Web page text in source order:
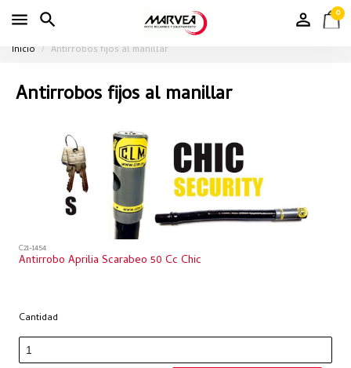
0
Inicio Antirrobos fijos al manillar
Antirrobos fijos al manillar
C21-1454
Antirrobo Aprilia Scarabeo 50 Cc Chic
Cantidad